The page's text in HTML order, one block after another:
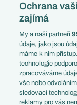
Mistrovství světa
Liga národů
Témata
Představení týmů MS
EuroSkauting
PL v kostce
Evropské koeficienty
Přestupy
Přestupové spekulace
Ochrana
zajímá
My a naši partneři
údaje, jako jsou
máme k nim
technologie
zpracováváme
vše nebo
sledovací
reklamy pro vás